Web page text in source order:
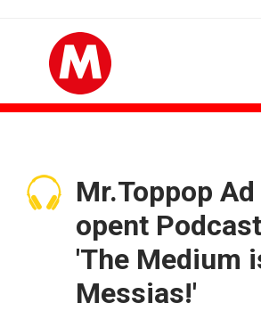
Mr.Toppop
opent
'The Medium
Messias!'